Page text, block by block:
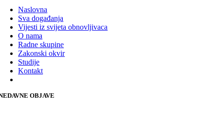
Naslovna
Sva događanja
Vijesti iz svijeta obnovljivaca
O nama
Radne skupine
Zakonski okvir
Studije
Kontakt
OBJAVE